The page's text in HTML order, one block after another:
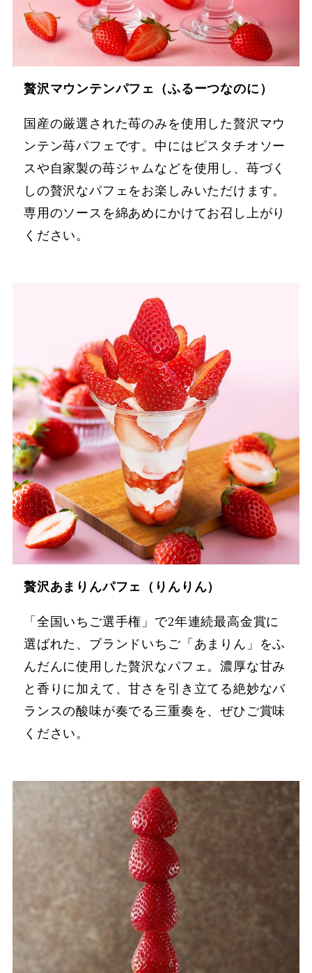
贅沢マウンテンパフェ（ふるーつなのに）
国産の厳選された苺のみを使用した贅沢マウ
ンテン苺パフェです。中にはピスタチオソー
スや自家製の苺ジャムなどを使用し、苺づく
しの贅沢なパフェをお楽しみいただけます。
専用のソースを綿あめにかけてお召し上がり
ください。
贅沢あまりんパフェ（りんりん）
「全国いちご選手権」で2年連続最高金賞に
選ばれた、ブランドいちご「あまりん」をふ
んだんに使用した贅沢なパフェ。濃厚な甘み
と香りに加えて、甘さを引き立てる絶妙なバ
ランスの酸味が奏でる三重奏を、ぜひご賞味
ください。